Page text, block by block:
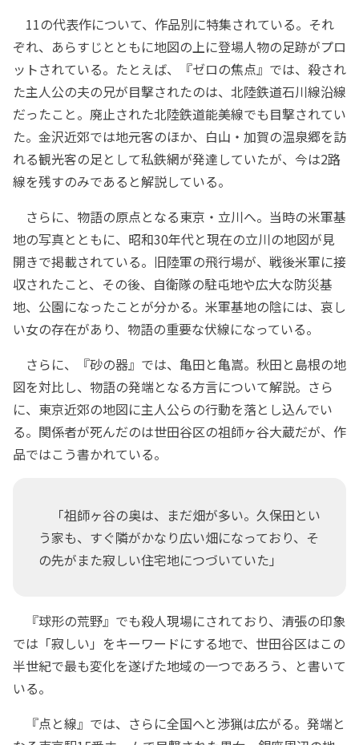
11の代表作について、作品別に特集されている。それ
ぞれ、あらすじとともに地図の上に登場人物の足跡がプロ
ットされている。たとえば、『ゼロの焦点』では、殺され
た主人公の夫の兄が目撃されたのは、北陸鉄道石川線沿線
だったこと。廃止された北陸鉄道能美線でも目撃されてい
た。金沢近郊では地元客のほか、白山・加賀の温泉郷を訪
れる観光客の足として私鉄網が発達していたが、今は2路
線を残すのみであると解説している。
さらに、物語の原点となる東京・立川へ。当時の米軍基
地の写真とともに、昭和30年代と現在の立川の地図が見
開きで掲載されている。旧陸軍の飛行場が、戦後米軍に接
収されたこと、その後、自衛隊の駐屯地や広大な防災基
地、公園になったことが分かる。米軍基地の陰には、哀し
い女の存在があり、物語の重要な伏線になっている。
さらに、『砂の器』では、亀田と亀嵩。秋田と島根の地
図を対比し、物語の発端となる方言について解説。さら
に、東京近郊の地図に主人公らの行動を落とし込んでい
る。関係者が死んだのは世田谷区の祖師ヶ谷大蔵だが、作
品ではこう書かれている。
「祖師ヶ谷の奥は、まだ畑が多い。久保田とい
う家も、すぐ隣がかなり広い畑になっており、そ
の先がまた寂しい住宅地につづいていた」
『球形の荒野』でも殺人現場にされており、清張の印象
では「寂しい」をキーワードにする地で、世田谷区はこの
半世紀で最も変化を遂げた地域の一つであろう、と書いて
いる。
『点と線』では、さらに全国へと渉猟は広がる。発端と